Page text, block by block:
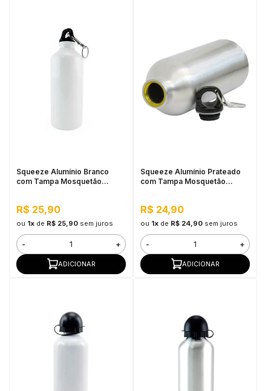
Squeeze Alumínio Branco
com Tampa Mosquetão
R$ 25,90
ou 1xde R$ 25,90 sem juros
- +
ADICIONAR
Squeeze Alumínio Prateado
com Tampa Mosquetão
R$ 24,90
ou 1xde R$ 24,90 sem juros
- +
ADICIONAR